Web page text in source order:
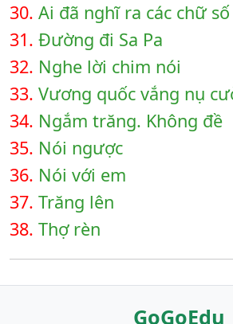
30. Ai đã nghĩ ra các chữ
31. Đường đi Sa Pa
32. Nghe lời chim nói
33. Vương quốc vắng nụ
34. Ngắm trăng. Không đề
35. Nói ngược
36. Nói với em
37. Trăng lên
38. Thợ rèn
GoGoEdu